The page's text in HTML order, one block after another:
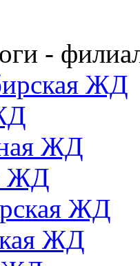
-
ЖД
ЖД
ЖД
ЖД
ЖД